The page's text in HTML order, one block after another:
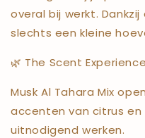
overal bij werkt.
slechts een kleine
🌿 The Scent Experience
Musk Al Tahara Mix
accenten van citrus
uitnodigend werken.